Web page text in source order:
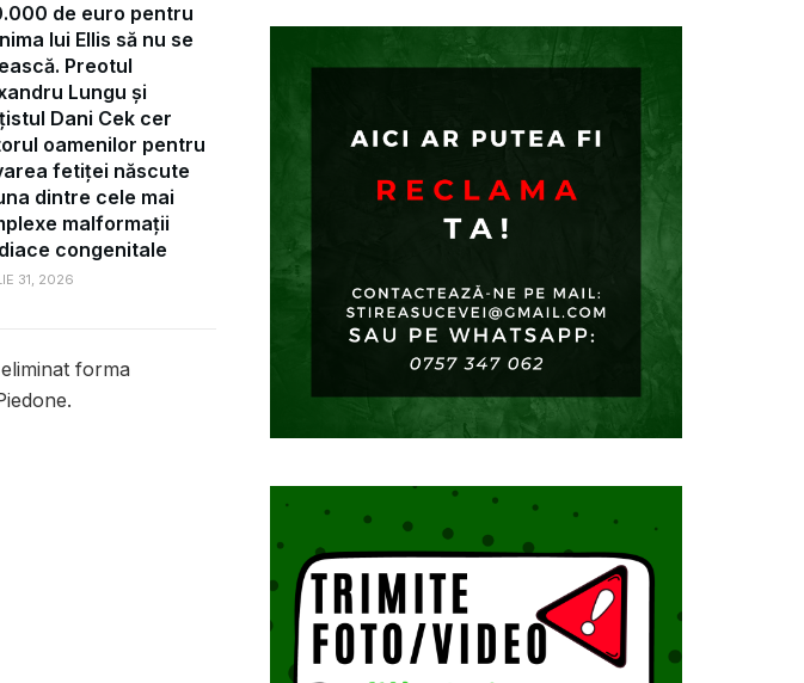
de euro pentru
lui Ellis să nu se
Preotul
Lungu și
Dani Cek cer
oamenilor pentru
fetiței născute
dintre cele mai
malformații
congenitale
31, 2026
forma